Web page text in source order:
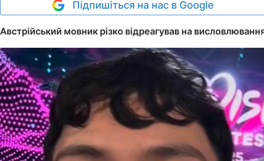
Підпишіться на нас в Google
Австрійський мовник різко відреагував на